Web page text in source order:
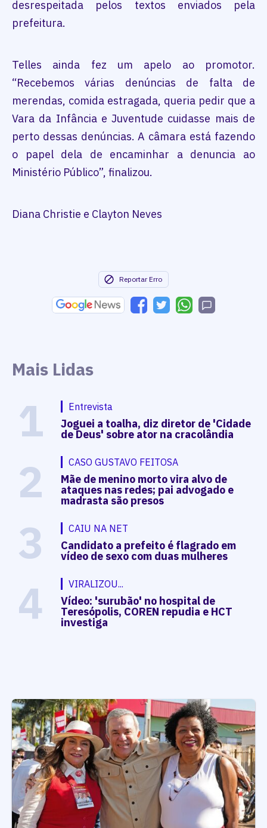
desrespeitada pelos textos enviados pela
prefeitura.
Telles ainda fez um apelo ao promotor.
“Recebemos várias denúncias de falta de
merendas, comida estragada, queria pedir que a
Vara da Infância e Juventude cuidasse mais de
perto dessas denúncias. A câmara está fazendo
o papel dela de encaminhar a denuncia ao
Ministério Público”, finalizou.
Diana Christie e Clayton Neves
Reportar Erro
Mais Lidas
1 Entrevista
Joguei a toalha, diz diretor de 'Cidade
de Deus' sobre ator na cracolândia
2 CASO GUSTAVO FEITOSA
Mãe de menino morto vira alvo de
ataques nas redes; pai advogado e
madrasta são presos
3 CAIU NA NET
Candidato a prefeito é flagrado em
vídeo de sexo com duas mulheres
4 VIRALIZOU...
Vídeo: 'surubão' no hospital de
Teresópolis, COREN repudia e HCT
investiga